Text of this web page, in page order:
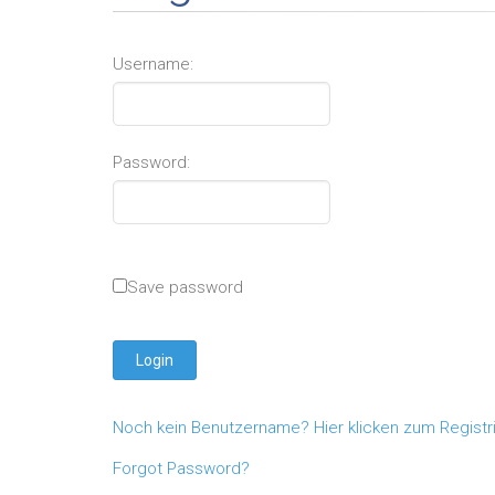
Username:
Password:
Save password
Noch kein Benutzername? Hier klicken zum
Forgot Password?